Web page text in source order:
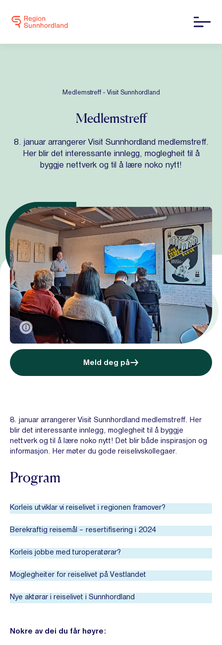
Medlemstreff - Visit Sunnhordland
Medlemstreff
8. januar arrangerer Visit Sunnhordland medlemstreff.
Her blir det interessante innlegg, moglegheit til å
byggje nettverk og til å lære noko nytt!
Meld deg på
8. januar arrangerer Visit Sunnhordland medlemstreff. Her
blir det interessante innlegg, moglegheit til å byggje
nettverk og til å lære noko nytt! Det blir både inspirasjon og
informasjon. Her møter du gode reiselivskollegaer.
Program
Korleis utviklar vi reiselivet i regionen framover?
Berekraftig reisemål – resertifisering i 2024
Korleis jobbe med turoperatørar?
Moglegheiter for reiselivet på Vestlandet
Nye aktørar i reiselivet i Sunnhordland
Nokre av dei du får høyre: